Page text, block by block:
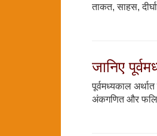
ताकत, साहस,
जानिए
पूर्वमध्यकाल
अंकगणित और